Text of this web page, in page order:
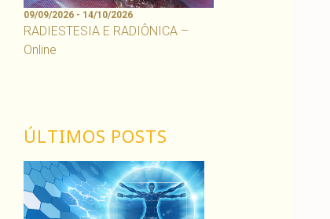
09/09/2026 - 14/10/2026
RADIESTESIA E RADIÔNICA –
Online
ÚLTIMOS POSTS